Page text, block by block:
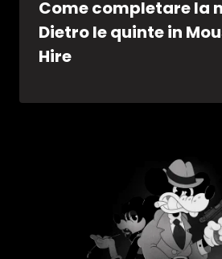
Come completare la
Dietro le quinte in
Hire